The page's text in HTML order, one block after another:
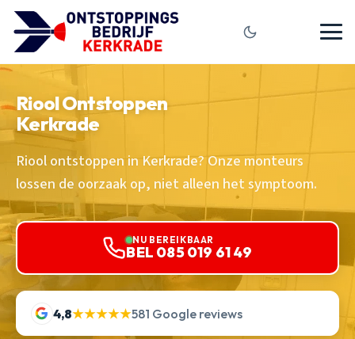
Riool Ontstoppen
Kerkrade
Riool ontstoppen in Kerkrade? Onze monteurs
lossen de oorzaak op, niet alleen het symptoom.
NU BEREIKBAAR
BEL 085 019 61 49
4,8★★★★★581 Google reviews